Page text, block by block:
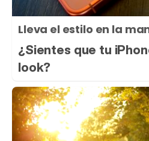
Lleva el estilo en la
¿Sientes que tu
look?